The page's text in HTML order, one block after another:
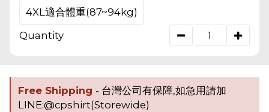
4XL適合體重(87~94kg)
Quantity
Free Shipping - 台灣公司有保障,如急用請加
LINE:@cpshirt(Storewide)